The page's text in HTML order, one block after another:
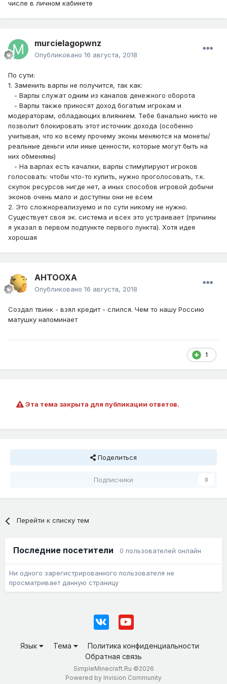
числе в личном кабинете
murcielagopwnz
Опубликовано 16 августа, 2018
По сути:
1. Заменить варпы не получится, так как:
- Варпы служат одним из каналов денежного оборота
- Варпы также приносят доход богатым игрокам и
модераторам, обладающих влиянием. Тебе банально никто не
позволит блокировать этот источник дохода (особенно
учитывая, что ко всему прочему эконы меняются на монеты/
реальные деньги или иные ценности, которые могут быть на
них обменяны)
- На варпах есть качалки, варпы стимулируют игроков
голосовать: чтобы что-то купить, нужно проголосовать, т.к.
скупок ресурсов нигде нет, а иных способов игровой добычи
эконов очень мало и доступны они не всем
2. Это сложнореализуемо и по сути никому не нужно.
Существует своя эк. система и всех это устраивает (причины
я указал в первом подпункте первого пункта). Хотя идея
хорошая
AHTOOXA
Опубликовано 16 августа, 2018
Создал твинк - взял кредит - слился. Чем то нашу Россию
матушку напоминает
1
Эта тема закрыта для публикации ответов.
Поделиться
Подписчики 0
Перейти к списку тем
Последние посетители 0 пользователей онлайн
Ни одного зарегистрированного пользователя не
просматривает данную страницу
Язык Тема
Политика конфиденциальности
Обратная связь
SimpleMinecraft.Ru ©2026
Powered by Invision Community